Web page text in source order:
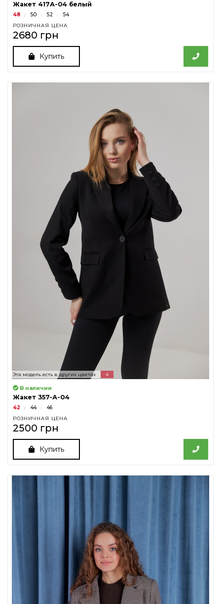
Жакет 417А-04 белый
48 50 52 54
РОЗНИЧНАЯ ЦЕНА
2680 грн
Купить
Эта модель есть в других цветах 4
В наличии
Жакет 357-А-04
42 44 46
РОЗНИЧНАЯ ЦЕНА
2500 грн
Купить